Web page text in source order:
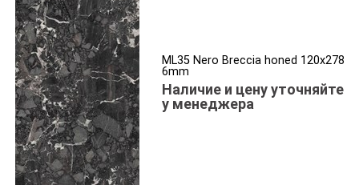
ML35 Nero Breccia honed 120x278
6mm
Наличие и цену уточняйте
у менеджера